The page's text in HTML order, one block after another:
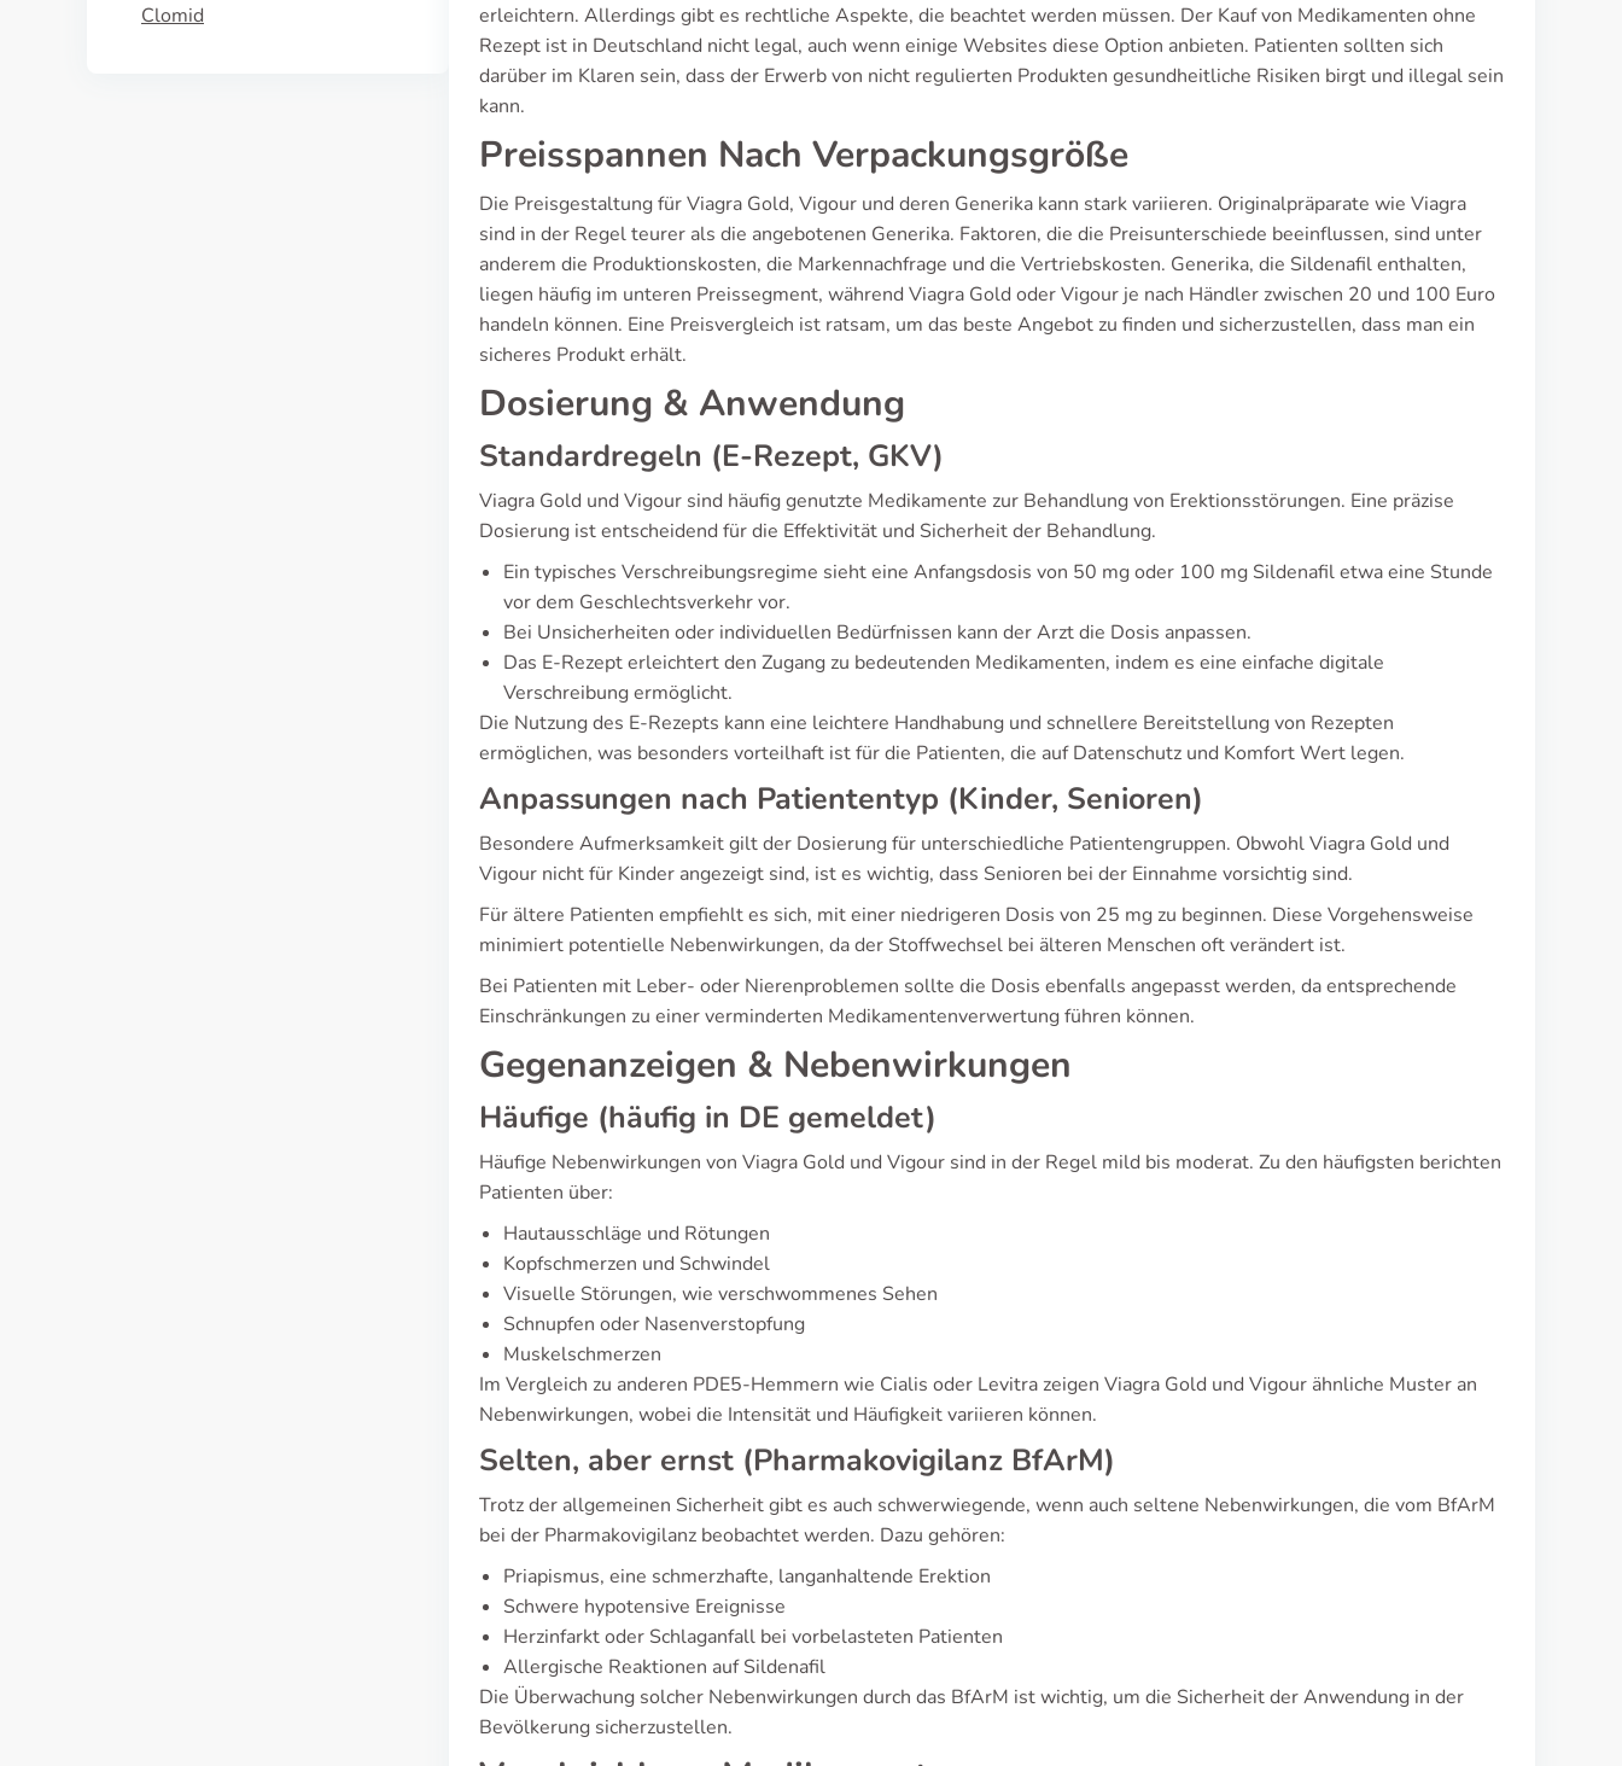
Clomid
erleichtern. Allerdings gibt es rechtliche Aspekte, die beachtet werden müssen. Der Kauf von Medikamenten ohne
Rezept ist in Deutschland nicht legal, auch wenn einige Websites diese Option anbieten. Patienten sollten sich
darüber im Klaren sein, dass der Erwerb von nicht regulierten Produkten gesundheitliche Risiken birgt und illegal sein
kann.
Preisspannen Nach Verpackungsgröße
Die Preisgestaltung für Viagra Gold, Vigour und deren Generika kann stark variieren. Originalpräparate wie Viagra
sind in der Regel teurer als die angebotenen Generika. Faktoren, die die Preisunterschiede beeinflussen, sind unter
anderem die Produktionskosten, die Markennachfrage und die Vertriebskosten. Generika, die Sildenafil enthalten,
liegen häufig im unteren Preissegment, während Viagra Gold oder Vigour je nach Händler zwischen 20 und 100 Euro
handeln können. Eine Preisvergleich ist ratsam, um das beste Angebot zu finden und sicherzustellen, dass man ein
sicheres Produkt erhält.
Dosierung & Anwendung
Standardregeln (E-Rezept, GKV)
Viagra Gold und Vigour sind häufig genutzte Medikamente zur Behandlung von Erektionsstörungen. Eine präzise
Dosierung ist entscheidend für die Effektivität und Sicherheit der Behandlung.
Ein typisches Verschreibungsregime sieht eine Anfangsdosis von 50 mg oder 100 mg Sildenafil etwa eine Stunde
vor dem Geschlechtsverkehr vor.
Bei Unsicherheiten oder individuellen Bedürfnissen kann der Arzt die Dosis anpassen.
Das E-Rezept erleichtert den Zugang zu bedeutenden Medikamenten, indem es eine einfache digitale
Verschreibung ermöglicht.
Die Nutzung des E-Rezepts kann eine leichtere Handhabung und schnellere Bereitstellung von Rezepten
ermöglichen, was besonders vorteilhaft ist für die Patienten, die auf Datenschutz und Komfort Wert legen.
Anpassungen nach Patiententyp (Kinder, Senioren)
Besondere Aufmerksamkeit gilt der Dosierung für unterschiedliche Patientengruppen. Obwohl Viagra Gold und
Vigour nicht für Kinder angezeigt sind, ist es wichtig, dass Senioren bei der Einnahme vorsichtig sind.
Für ältere Patienten empfiehlt es sich, mit einer niedrigeren Dosis von 25 mg zu beginnen. Diese Vorgehensweise
minimiert potentielle Nebenwirkungen, da der Stoffwechsel bei älteren Menschen oft verändert ist.
Bei Patienten mit Leber- oder Nierenproblemen sollte die Dosis ebenfalls angepasst werden, da entsprechende
Einschränkungen zu einer verminderten Medikamentenverwertung führen können.
Gegenanzeigen & Nebenwirkungen
Häufige (häufig in DE gemeldet)
Häufige Nebenwirkungen von Viagra Gold und Vigour sind in der Regel mild bis moderat. Zu den häufigsten berichten
Patienten über:
Hautausschläge und Rötungen
Kopfschmerzen und Schwindel
Visuelle Störungen, wie verschwommenes Sehen
Schnupfen oder Nasenverstopfung
Muskelschmerzen
Im Vergleich zu anderen PDE5-Hemmern wie Cialis oder Levitra zeigen Viagra Gold und Vigour ähnliche Muster an
Nebenwirkungen, wobei die Intensität und Häufigkeit variieren können.
Selten, aber ernst (Pharmakovigilanz BfArM)
Trotz der allgemeinen Sicherheit gibt es auch schwerwiegende, wenn auch seltene Nebenwirkungen, die vom BfArM
bei der Pharmakovigilanz beobachtet werden. Dazu gehören:
Priapismus, eine schmerzhafte, langanhaltende Erektion
Schwere hypotensive Ereignisse
Herzinfarkt oder Schlaganfall bei vorbelasteten Patienten
Allergische Reaktionen auf Sildenafil
Die Überwachung solcher Nebenwirkungen durch das BfArM ist wichtig, um die Sicherheit der Anwendung in der
Bevölkerung sicherzustellen.